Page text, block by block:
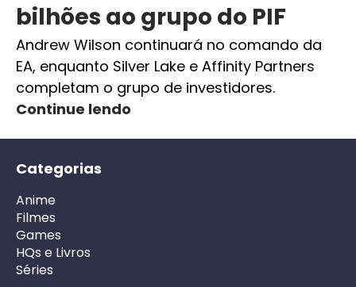
bilhões ao grupo do PIF
Andrew Wilson continuará no comando da
EA, enquanto Silver Lake e Affinity Partners
completam o grupo de investidores.
Continue lendo
Categorias
Anime
Filmes
Games
HQs e Livros
Séries